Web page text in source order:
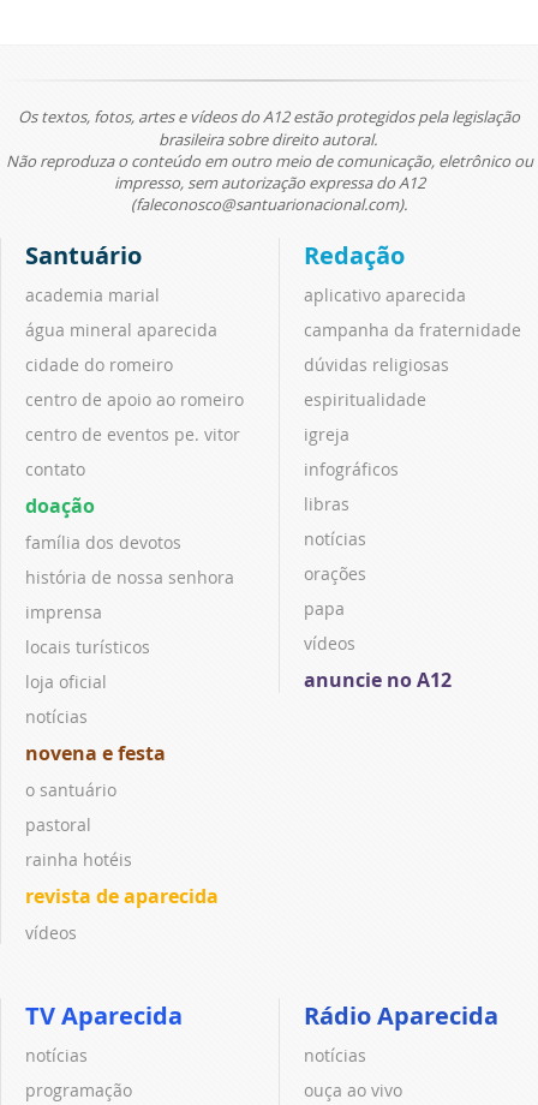
Os textos, fotos, artes e vídeos do A12 estão protegidos pela legislação
brasileira sobre direito autoral.
Não reproduza o conteúdo em outro meio de comunicação, eletrônico ou
impresso, sem autorização expressa do A12
(faleconosco@santuarionacional.com).
Santuário
academia marial
água mineral aparecida
cidade do romeiro
centro de apoio ao romeiro
centro de eventos pe. vitor
contato
doação
família dos devotos
história de nossa senhora
imprensa
locais turísticos
loja oficial
notícias
novena e festa
o santuário
pastoral
rainha hotéis
revista de aparecida
vídeos
Redação
aplicativo aparecida
campanha da fraternidade
dúvidas religiosas
espiritualidade
igreja
infográficos
libras
notícias
orações
papa
vídeos
anuncie no A12
TV Aparecida
notícias
programação
Rádio Aparecida
notícias
ouça ao vivo